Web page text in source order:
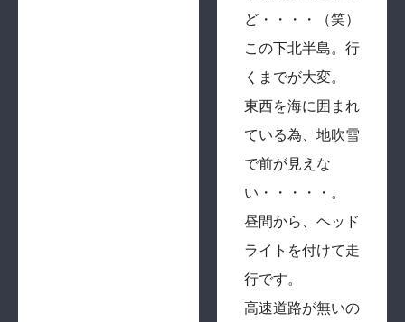
ど・・・・（笑）
この下北半島。行
くまでが大変。
東西を海に囲まれ
ている為、地吹雪
で前が見えな
い・・・・・。
昼間から、ヘッド
ライトを付けて走
行です。
高速道路が無いの